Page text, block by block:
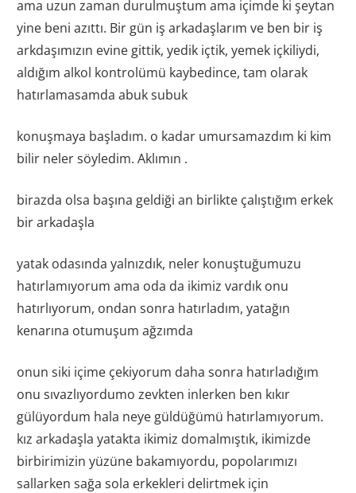
ama uzun zaman durulmuştum ama içimde ki şeytan
yine beni azıttı. Bir gün iş arkadaşlarım ve ben bir iş
arkdaşımızın evine gittik, yedik içtik, yemek içkiliydi,
aldığım alkol kontrolümü kaybedince, tam olarak
hatırlamasamda abuk subuk
konuşmaya başladım. o kadar umursamazdım ki kim
bilir neler söyledim. Aklımın .
birazda olsa başına geldiği an birlikte çalıştığım erkek
bir arkadaşla
yatak odasında yalnızdık, neler konuştuğumuzu
hatırlamıyorum ama oda da ikimiz vardık onu
hatırlıyorum, ondan sonra hatırladım, yatağın
kenarına otumuşum ağzımda
onun siki içime çekiyorum daha sonra hatırladığım
onu sıvazlıyordumo zevkten inlerken ben kıkır
gülüyordum hala neye güldüğümü hatırlamıyorum.
kız arkadaşla yatakta ikimiz domalmıştık, ikimizde
birbirimizin yüzüne bakamıyordu, popolarımızı
sallarken sağa sola erkekleri delirtmek için